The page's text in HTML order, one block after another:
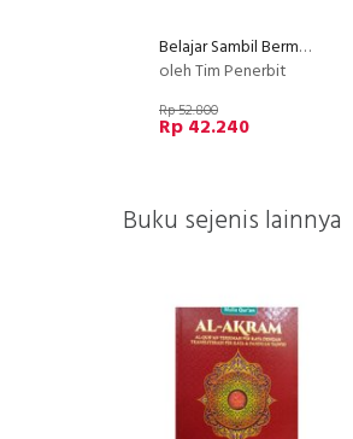
Belajar Sambil Bermain
oleh Tim Penerbit
Rp 52.800
Rp 42.240
Buku sejenis lainnya